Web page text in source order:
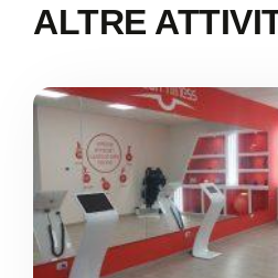
ALTRE